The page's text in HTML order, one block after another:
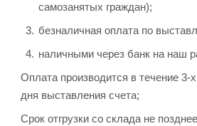
самозанятых граждан);
безналичная оплата по
наличными через банк на наш
Оплата производится в течение 3-
дня выставления счета;
Срок отгрузки со склада не